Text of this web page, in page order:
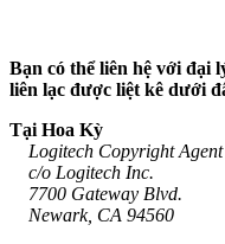
Bạn có thể liên hệ với đại
liên lạc được liệt kê dưới
Tại Hoa Kỳ
Logitech Copyright Agent
c/o Logitech Inc.
7700 Gateway Blvd.
Newark, CA 94560